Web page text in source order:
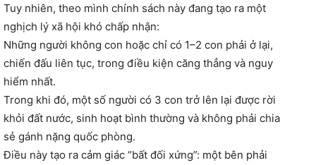
Tuy nhiên, theo mình chính sách này đang tạo ra một
nghịch lý xã hội khó chấp nhận:
Những người không con hoặc chỉ có 1–2 con phải ở lại,
chiến đấu liên tục, trong điều kiện căng thẳng và nguy
hiểm nhất.
Trong khi đó, một số người có 3 con trở lên lại được rời
khỏi đất nước, sinh hoạt bình thường và không phải chia
sẻ gánh nặng quốc phòng.
Điều này tạo ra cảm giác “bất đối xứng”: một bên phải